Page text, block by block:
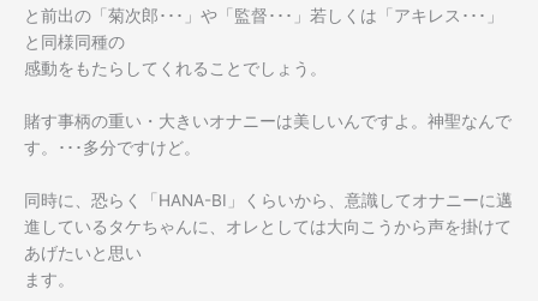
と前出の「菊次郎･･･」や「監督･･･」若しくは「アキレス･･･」
と同様同種の
感動をもたらしてくれることでしょう。
賭す事柄の重い・大きいオナニーは美しいんですよ。神聖なんで
す。･･･多分ですけど。
同時に、恐らく「HANA-BI」くらいから、意識してオナニーに邁
進しているタケちゃんに、オレとしては大向こうから声を掛けて
あげたいと思い
ます。